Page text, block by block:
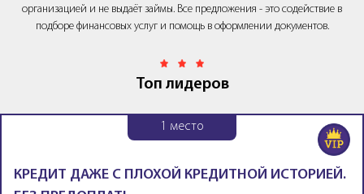
организацией и не выдаёт займы. Все предложения - это содействие в
подборе финансовых услуг и помощь в оформлении документов.
Топ лидеров
1 место
КРЕДИТ ДАЖЕ С ПЛОХОЙ КРЕДИТНОЙ ИСТОРИЕЙ.